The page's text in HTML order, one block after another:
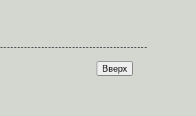
Вверх